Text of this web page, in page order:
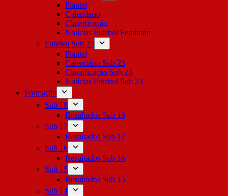
Plantel
Calendário
Classificação
Notícias Futebol Feminino
Futebol Sub 23
Plantel
Calendário Sub 23
Classificação Sub 23
Notícias Futebol Sub 23
Formação
Sub 19
Resultados Sub 19
Sub 17
Resultados Sub 17
Sub 16
Resultados Sub 16
Sub 15
Resultados Sub 15
Sub 14